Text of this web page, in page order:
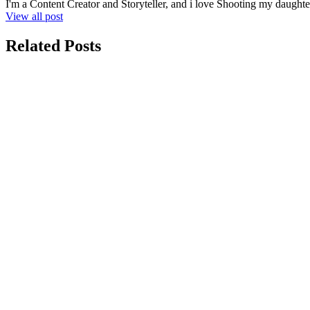
I'm a Content Creator and Storyteller, and i love Shooting my
View all post
Related Posts